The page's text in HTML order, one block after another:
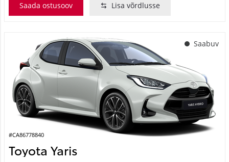
Saada ostusoov Lisa võrdlusse
Saabuv
#CA86778840
Toyota Yaris